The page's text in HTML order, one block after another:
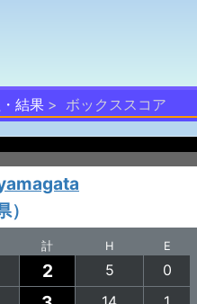
結果 ボックススコア
）
計 H E
2 5
0